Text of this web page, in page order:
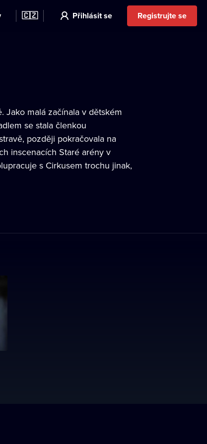
🇨🇿 Přihlásit se Registrujte se
Jako malá začínala v dětském
se stala členkou
později pokračovala na
inscenacích Staré arény v
s Cirkusem trochu jinak,